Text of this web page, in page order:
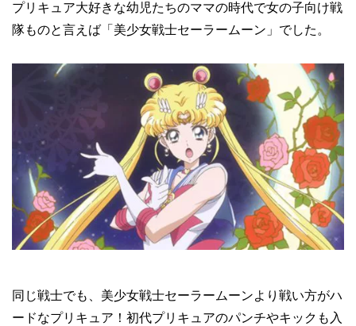
プリキュア大好きな幼児たちのママの時代で女の子向け戦
隊ものと言えば「美少女戦士セーラームーン」でした。
同じ戦士でも、美少女戦士セーラームーンより戦い方がハ
ードなプリキュア！初代プリキュアのパンチやキックも入